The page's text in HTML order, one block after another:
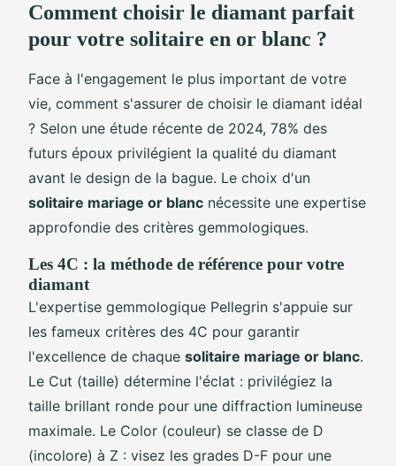
Comment choisir le diamant parfait
pour votre solitaire en or blanc ?
Face à l'engagement le plus important de votre
vie, comment s'assurer de choisir le diamant idéal
? Selon une étude récente de 2024, 78% des
futurs époux privilégient la qualité du diamant
avant le design de la bague. Le choix d'un
solitaire mariage or blanc nécessite une expertise
approfondie des critères gemmologiques.
Les 4C : la méthode de référence pour votre
diamant
L'expertise gemmologique Pellegrin s'appuie sur
les fameux critères des 4C pour garantir
l'excellence de chaque solitaire mariage or blanc.
Le Cut (taille) détermine l'éclat : privilégiez la
taille brillant ronde pour une diffraction lumineuse
maximale. Le Color (couleur) se classe de D
(incolore) à Z : visez les grades D-F pour une